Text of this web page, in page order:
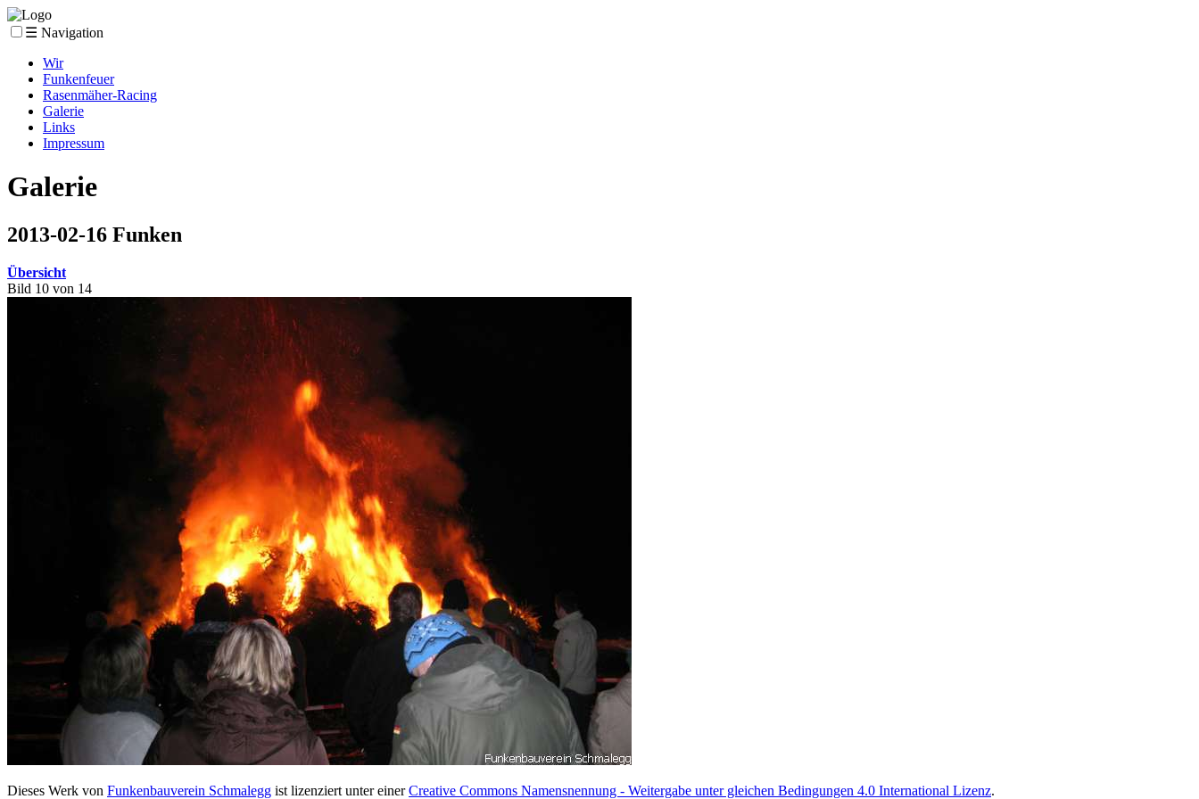
☰ Navigation
Wir
Funkenfeuer
Rasenmäher-Racing
Galerie
Links
Impressum
Galerie
2013-02-16 Funken
Übersicht
Bild 10 von 14
Dieses Werk von Funkenbauverein Schmalegg ist lizenziert unter einerCreative Commons Namensnennung - Weitergabe unter gleichen Bedingungen 4.0 International Lizenz.